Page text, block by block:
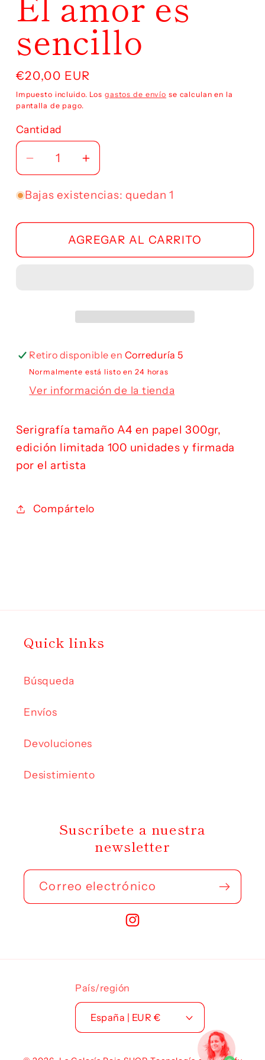
sencillo
Precio
habitual
€20,00 EUR
Impuesto incluido. Los gastos de envío se calculan en la
pantalla de pago.
Cantidad
Reducir
cantidad
para
amor
sencillo
Aumentar
cantidad
para
amor
es
sencillo
Bajas existencias: quedan 1
AGREGAR AL CARRITO
Retiro disponible en Correduría 5
Normalmente está listo en 24 horas
Ver información de la tienda
Serigrafía tamaño A4 en papel 300gr,
edición limitada 100 unidades y firmada
por el artista
Compártelo
Quick links
Búsqueda
Envíos
Devoluciones
Desistimiento
Suscríbete a nuestra
newsletter
Correo electrónico
Instagram
País/región
España | EUR €